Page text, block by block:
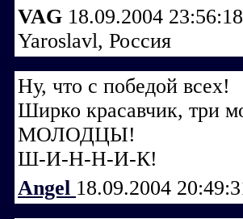
VAG 18.09.2004
Yaroslavl, Россия
Ну, что с победой всех!
Ширко красавчик, три
МОЛОДЦЫ!
Ш-И-Н-Н-И-К!
Angel 18.09.2004